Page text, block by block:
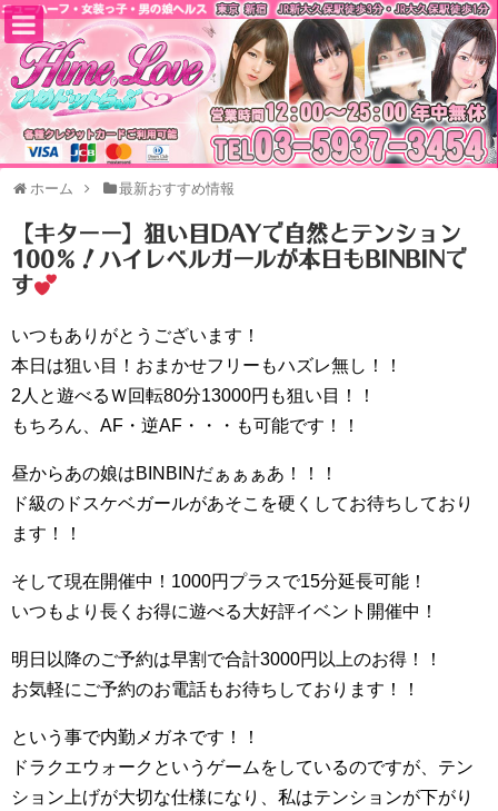
ホーム 最新おすすめ情報
【キターー】狙い目DAYで自然とテンション
100％！ハイレベルガールが本日もBINBINで
す
いつもありがとうございます！
本日は狙い目！おまかせフリーもハズレ無し！！
2人と遊べるＷ回転80分13000円も狙い目！！
もちろん、AF・逆AF・・・も可能です！！
昼からあの娘はBINBINだぁぁぁあ！！！
ド級のドスケベガールがあそこを硬くしてお待ちしており
ます！！
そして現在開催中！1000円プラスで15分延長可能！
いつもより長くお得に遊べる大好評イベント開催中！
明日以降のご予約は早割で合計3000円以上のお得！！
お気軽にご予約のお電話もお待ちしております！！
という事で内勤メガネです！！
ドラクエウォークというゲームをしているのですが、テン
ション上げが大切な仕様になり、私はテンションが下がり